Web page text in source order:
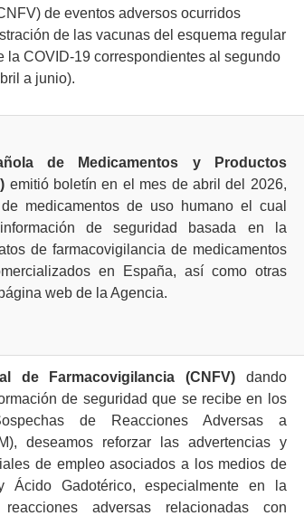
de eventos adversos ocurridos
de las vacunas del esquema regular
la COVID-19 correspondientes al segundo
a junio).
de Medicamentos y Productos
emitió boletín en el mes de abril del 2026,
medicamentos de uso humano el cual
de seguridad basada en la
de farmacovigilancia de medicamentos
en España, así como otras
web de la Agencia.
de Farmacovigilancia (CNFV) dando
de seguridad que se recibe en los
de Reacciones Adversas a
deseamos reforzar las advertencias y
de empleo asociados a los medios de
Ácido Gadotérico, especialmente en la
adversas relacionadas con